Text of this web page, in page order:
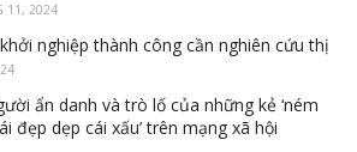
11, 2024
nghiệp thành công cần nghiên cứu thị
ẩn danh và trò lố của những kẻ ‘ném
đẹp dẹp cái xấu’ trên mạng xã hội